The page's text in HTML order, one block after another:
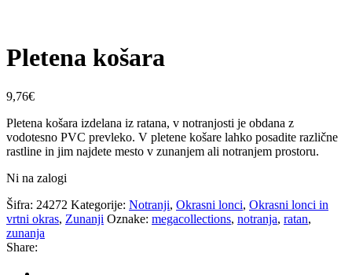
Pletena košara
9,76€
Pletena košara izdelana iz ratana, v notranjosti je obdana z
vodotesno PVC prevleko. V pletene košare lahko posadite različne
rastline in jim najdete mesto v zunanjem ali notranjem prostoru.
Ni na zalogi
Šifra: 24272 Kategorije: Notranji, Okrasni lonci, Okrasni lonci in
vrtni okras, Zunanji Oznake: megacollections, notranja, ratan,
zunanja
Share: